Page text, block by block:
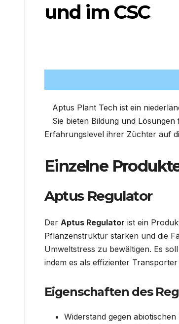
und im CSC
Aptus Plant Tech ist ein
Sie bieten Bildung und
Erfahrungslevel ihrer Züchter auf
Einzelne
Aptus Regulator
Der Aptus Regulator ist ein
Pflanzenstruktur stärken und die
Umweltstress zu bewältigen. Es
indem es als effizienter
Eigenschaften des
Widerstand gegen